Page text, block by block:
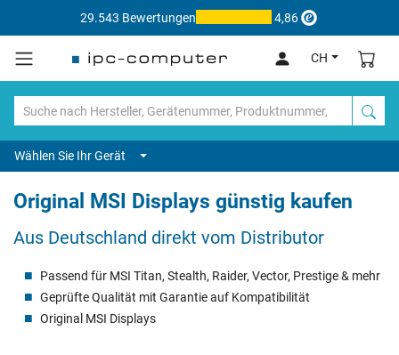
29.543 Bewertungen 4,86
CH
Wählen Sie Ihr Gerät
Original MSI Displays günstig kaufen
Aus Deutschland direkt vom Distributor
Passend für MSI Titan, Stealth, Raider, Vector, Prestige & mehr
Geprüfte Qualität mit Garantie auf Kompatibilität
Original MSI Displays